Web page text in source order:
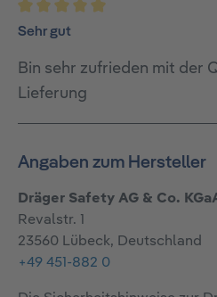
Bewertung mit 5 von 5
Sehr gut
Bin sehr zufrieden mit der
Lieferung
Angaben zum Hersteller
Dräger Safety AG & Co.
Revalstr. 1
23560 Lübeck, Deutschland
+49 451-882 0